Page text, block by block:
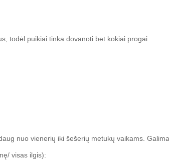
todėl puikiai tinka dovanoti bet kokiai progai.
nuo vienerių iki šešerių metukų vaikams.
visas ilgis):